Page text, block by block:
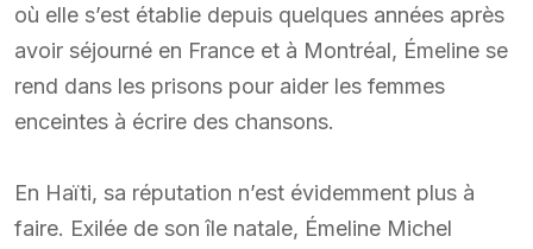
où elle s’est établie depuis quelques années après
avoir séjourné en France et à Montréal, Émeline se
rend dans les prisons pour aider les femmes
enceintes à écrire des chansons.
En Haïti, sa réputation n’est évidemment plus à
faire. Exilée de son île natale, Émeline Michel